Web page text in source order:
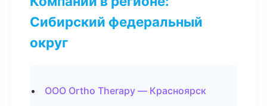
Сибирский федеральный
округ
ООО Ortho Therapy — Красноярск